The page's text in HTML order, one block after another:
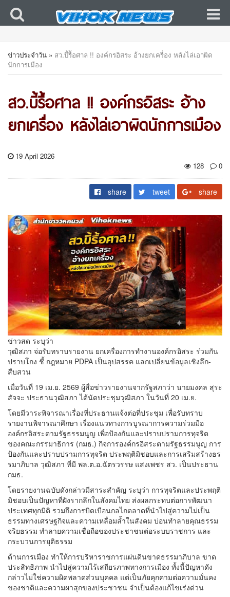
ข่าวประจำวัน » สว.บี้รื้อศาล !! องค์กรอิสระ อ้างยกเครื่อง หลังไล่เอาผิด
นักการเมือง
สว.บี้รื้อศาล !! องค์กรอิสระ อ้าง
ยกเครื่อง หลังไล่เอาผิดนักการเมือง
19 April 2026
128
0
share tweet share
ข่าวสด ระบุว่า
วุฒิสภา จ่อรับทราบรายงาน ยกเครื่องการทำงานองค์กรอิสระ ร่วมกัน
ปราบโกง ชี้ กฎหมาย PDPA เป็นอุปสรรค แลกเปลี่ยนข้อมูลเชิงลึก-
สืบสวน
เมื่อวันที่ 19 เม.ย. 2569 ผู้สื่อข่าวรายงานจากรัฐสภาว่า นายมงคล สุระ
สัจจะ ประธานวุฒิสภา ได้นัดประชุมวุฒิสภา ในวันที่ 20 เม.ย.
โดยมีวาระพิจารณาเรื่องที่ประธานแจ้งต่อที่ประชุม เพื่อรับทราบ
รายงานพิจารณาศึกษา เรื่องแนวทางการบูรณาการความร่วมมือ
องค์กรอิสระตามรัฐธรรมนูญ เพื่อป้องกันและปราบปรามการทุจริต
ของคณะกรรมาธิการ (กมธ.) กิจการองค์กรอิสระตามรัฐธรรมนูญ การ
ป้องกันและปราบปรามการทุจริต ประพฤติมิชอบและการเสริมสร้างธร
รมาภิบาล วุฒิสภา ที่มี พล.ต.อ.ฉัตรวรรษ แสงเพชร สว. เป็นประธาน
กมธ.
โดยรายงานฉบับดังกล่าวมีสาระสำคัญ ระบุว่า การทุจริตและประพฤติ
มิชอบเป็นปัญหาที่ฝังรากลึกในสังคมไทย ส่งผลกระทบต่อการพัฒนา
ประเทศทุกมิติ รวมถึงการบิดเบือนกลไกตลาดที่นำไปสู่ความไม่เป็น
ธรรมทางเศรษฐกิจและความเหลื่อมล้ำในสังคม บ่อนทำลายคุณธรรม
จริยธรรม ทำลายความเชื่อถือของประชาชนต่อระบบราชการ และ
กระบวนการยุติธรรม
ด้านการเมือง ทำให้การบริหาราชการแผ่นดินขาดธรรมาภิบาล ขาด
ประสิทธิภาพ นำไปสู่ความไร้เสถียรภาพทางการเมือง ทั้งนี้ปัญหาดัง
กล่าวไม่ใช่ความผิดพลาดส่วนบุคคล แต่เป็นภัยคุกคามต่อความมั่นคง
ของชาติและความผาสุกของประชาชน จำเป็นต้องแก้ไขเร่งด่วน